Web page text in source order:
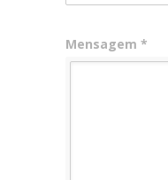
Mensagem *